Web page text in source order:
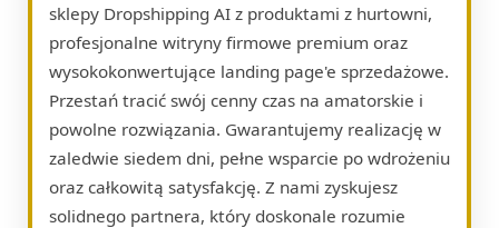
sklepy Dropshipping AI z produktami z hurtowni,
profesjonalne witryny firmowe premium oraz
wysokokonwertujące landing page'e sprzedażowe.
Przestań tracić swój cenny czas na amatorskie i
powolne rozwiązania. Gwarantujemy realizację w
zaledwie siedem dni, pełne wsparcie po wdrożeniu
oraz całkowitą satysfakcję. Z nami zyskujesz
solidnego partnera, który doskonale rozumie